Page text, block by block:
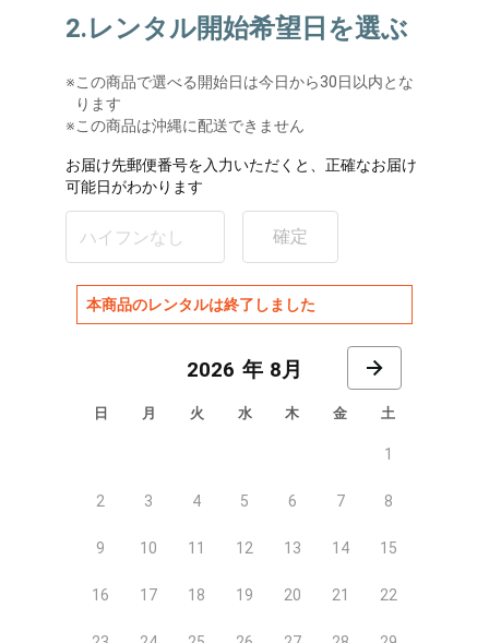
2.レンタル開始希望日を選ぶ
※この商品で選べる開始日は今日から30日以内とな
ります
※この商品は沖縄に配送できません
お届け先郵便番号を入力いただくと、正確なお届け
可能日がわかります
確定
本商品のレンタルは終了しました
8月
日 月 火 水 木 金 土
1
2 3 4 5 6 7 8
9 10 11 12 13 14 15
16 17 18 19 20 21 22